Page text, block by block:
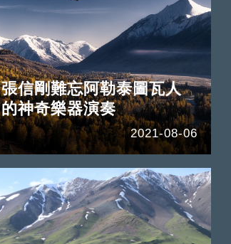
張信剛難忘阿勒泰圖瓦人
的神奇樂器演奏
2021-08-06